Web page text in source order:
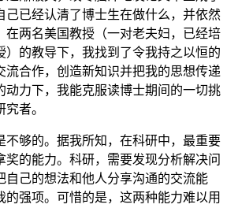
己已经认清了博士生在做什么，并依然
在两名美国教授（一对老夫妇，已经培
）的教导下，我找到了令我持之以恒的
流合作，创造新知识并把我的思想传递
动力下，我能克服读博士期间的一切挑
者。
不够的。据我所知，在科研中，最重要
奖的能力。科研，需要发现分析解决问
自己的想法和他人分享沟通的交流能
的强项。可惜的是，这两种能力难以用